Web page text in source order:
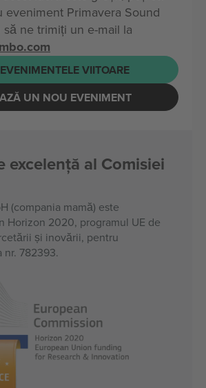
eveniment Primavera Sound
să ne trimiți un e-mail la
VIITOARE
UN NOU EVENIMENT
excelență al Comisiei
(compania mamă) este
Horizon 2020, programul UE de
și inovării, pentru
nr. 782393.